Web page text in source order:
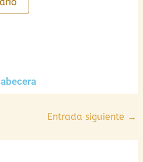
Entrada siguiente →